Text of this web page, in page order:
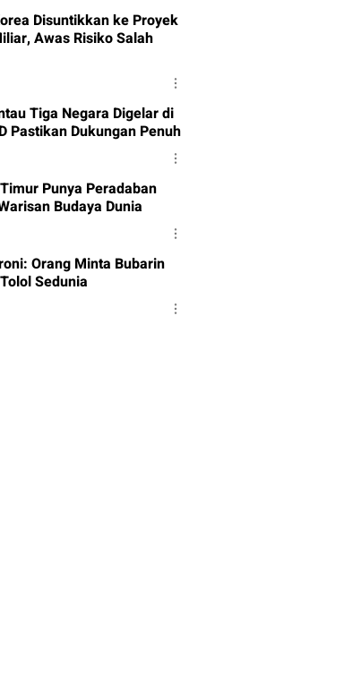
Disuntikkan ke Proyek
Awas Risiko Salah
Tiga Negara Digelar di
Pastikan Dukungan Penuh
Punya Peradaban
Budaya Dunia
Orang Minta Bubarin
Sedunia